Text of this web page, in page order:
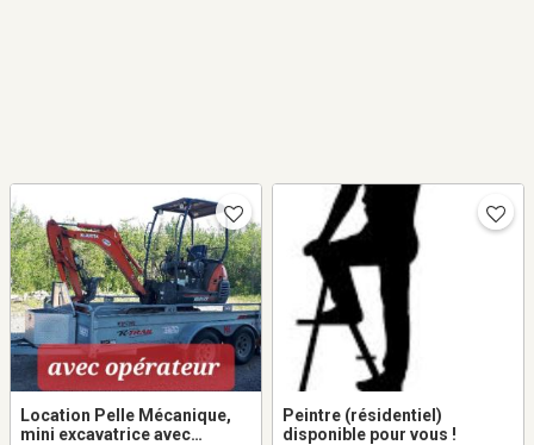
Location Pelle Mécanique,
mini excavatrice avec
Peintre (résidentiel)
disponible pour vous !